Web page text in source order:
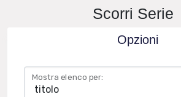
Scorri Serie
Opzioni
Mostra elenco per: